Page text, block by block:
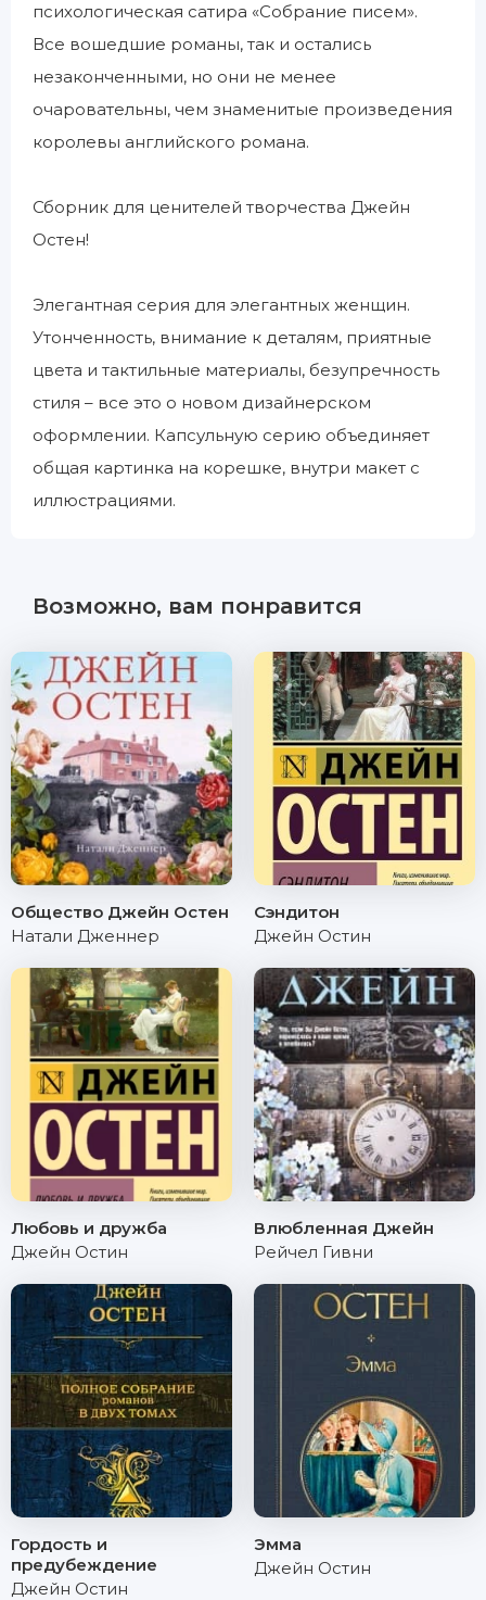
психологическая сатира «Собрание писем».
Все вошедшие романы, так и остались
незаконченными, но они не менее
очаровательны, чем знаменитые произведения
королевы английского романа.
Сборник для ценителей творчества Джейн
Остен!
Элегантная серия для элегантных женщин.
Утонченность, внимание к деталям, приятные
цвета и тактильные материалы, безупречность
стиля – все это о новом дизайнерском
оформлении. Капсульную серию объединяет
общая картинка на корешке, внутри макет с
иллюстрациями.
Возможно, вам понравится
Общество Джейн Остен
Натали Дженнер
Сэндитон
Джейн Остин
Любовь и дружба
Джейн Остин
Влюбленная Джейн
Рейчел Гивни
Гордость и
предубеждение
Джейн Остин
Эмма
Джейн Остин